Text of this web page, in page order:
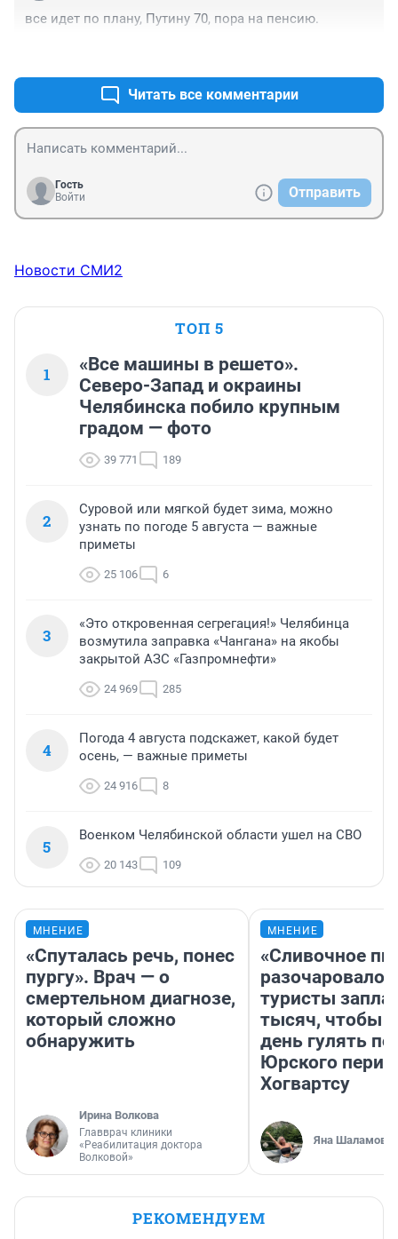
все идет по плану, Путину 70, пора на пенсию.
Читать все комментарии
Гость
Войти
Отправить
Новости СМИ2
ТОП 5
1
«Все машины в решето».
Северо-Запад и окраины
Челябинска побило крупным
градом — фото
39 771 189
2
Суровой или мягкой будет зима, можно
узнать по погоде 5 августа — важные
приметы
25 106 6
3
«Это откровенная сегрегация!» Челябинца
возмутила заправка «Чангана» на якобы
закрытой АЗС «Газпромнефти»
24 969 285
4
Погода 4 августа подскажет, какой будет
осень, — важные приметы
24 916 8
5
Военком Челябинской области ушел на СВО
20 143 109
МНЕНИЕ
«Спуталась речь, понес
пургу». Врач — о
смертельном диагнозе,
который сложно
обнаружить
Ирина Волкова
Главврач клиники
«Реабилитация доктора
Волковой»
МНЕНИЕ
«Сливочное
разочаровало»:
туристы
тысяч, чтобы
день гулять по
Юрского
Хогвартсу
Яна Шаламова
РЕКОМЕНДУЕМ